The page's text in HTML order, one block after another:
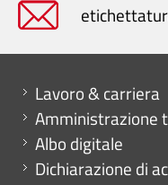
Mini menu di servizio
Lavoro & carriera
Amministrazione
Albo digitale
Dichiarazione di